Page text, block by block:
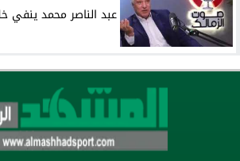
عبد الناصر محمد ينفي